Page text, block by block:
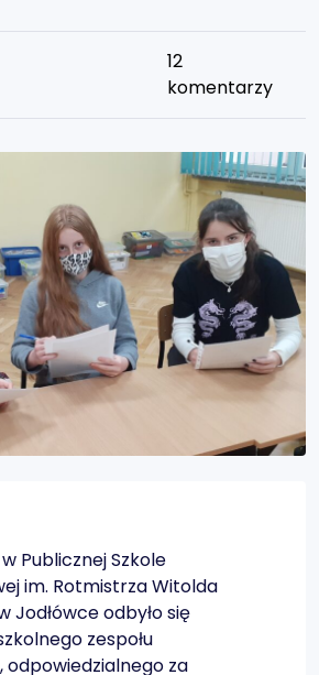
12
komentarzy
Publicznej Szkole
im. Rotmistrza Witolda
Jodłówce odbyło się
zespołu
odpowiedzialnego za